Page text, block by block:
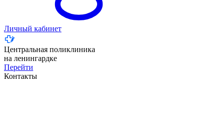
Личный кабинет
Центральная поликлиника
на ленингардке
Перейти
Контакты